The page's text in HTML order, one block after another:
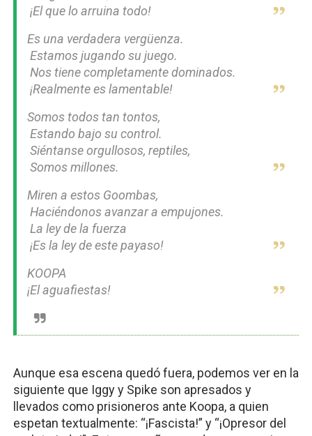
¡El que lo arruina todo!
Es una verdadera vergüenza.
Estamos jugando su juego.
Nos tiene completamente dominados.
¡Realmente es lamentable!
Somos todos tan tontos,
Estando bajo su control.
Siéntanse orgullosos, reptiles,
Somos millones.
Miren a estos Goombas,
Haciéndonos avanzar a empujones.
La ley de la fuerza
¡Es la ley de este payaso!
KOOPA
¡El aguafiestas!
Aunque esa escena quedó fuera, podemos ver en la
siguiente que Iggy y Spike son apresados y
llevados como prisioneros ante Koopa, a quien
espetan textualmente: “¡Fascista!” y “¡Opresor del